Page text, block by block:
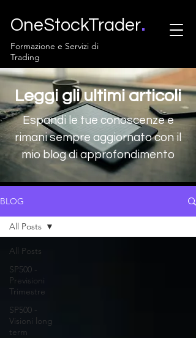
OneStockTrader.
Formazione e Servizi di
Trading
Leggi gli ultimi articoli
Espandi le tue conoscenze e
rimani sempre aggiornato con il
mio blog di approfondimento
BLOG
All Posts
SP500 -
Previsioni
Trimestre
SP500 -
Visioni long
term
All Posts